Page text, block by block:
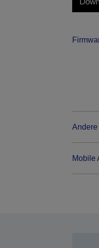
Andere
Mobile